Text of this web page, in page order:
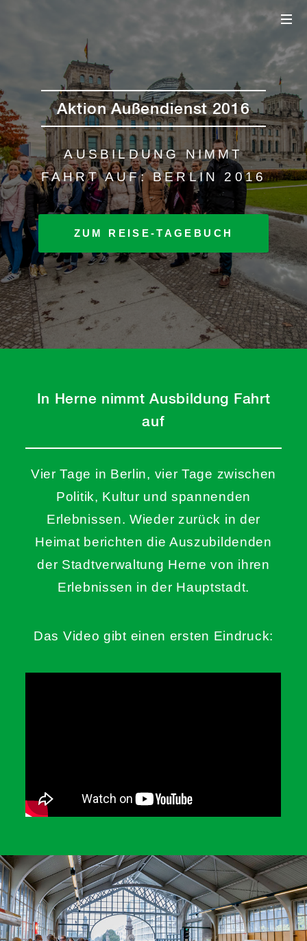
Aktion Außendienst 2016
AUSBILDUNG NIMMT
FAHRT AUF:BERLIN 2016
ZUM REISE-TAGEBUCH
In Herne nimmt Ausbildung Fahrt
auf
Vier Tage in Berlin, vier Tage zwischen
Politik, Kultur und spannenden
Erlebnissen. Wieder zurück in der
Heimat berichten die Auszubildenden
der Stadtverwaltung Herne von ihren
Erlebnissen in der Hauptstadt.
Das Video gibt einen ersten Eindruck: